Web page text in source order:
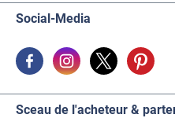
Social-Media
Sceau de l'acheteur &